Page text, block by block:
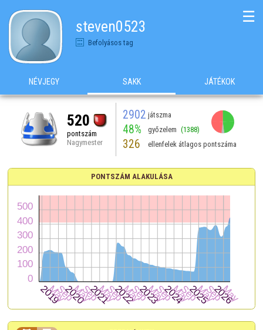
steven0523
Befolyásos tag
☰
NÉVJEGY SAKK JÁTÉKOK
520
pontszám
Nagymester
2902 játszma
48% győzelem (1388)
326 ellenfelek átlagos pontszáma
PONTSZÁM ALAKULÁSA